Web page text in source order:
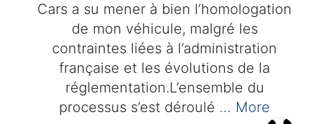
Cars a su mener à bien l’homologation
de mon véhicule, malgré les
contraintes liées à l’administration
française et les évolutions de la
réglementation.L’ensemble du
processus s’est déroulé … More